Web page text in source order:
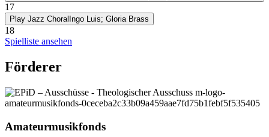
17
Play Jazz Choral Ingo Luis; Gloria Brass
18
Spielliste ansehen
Förderer
Amateurmusikfonds